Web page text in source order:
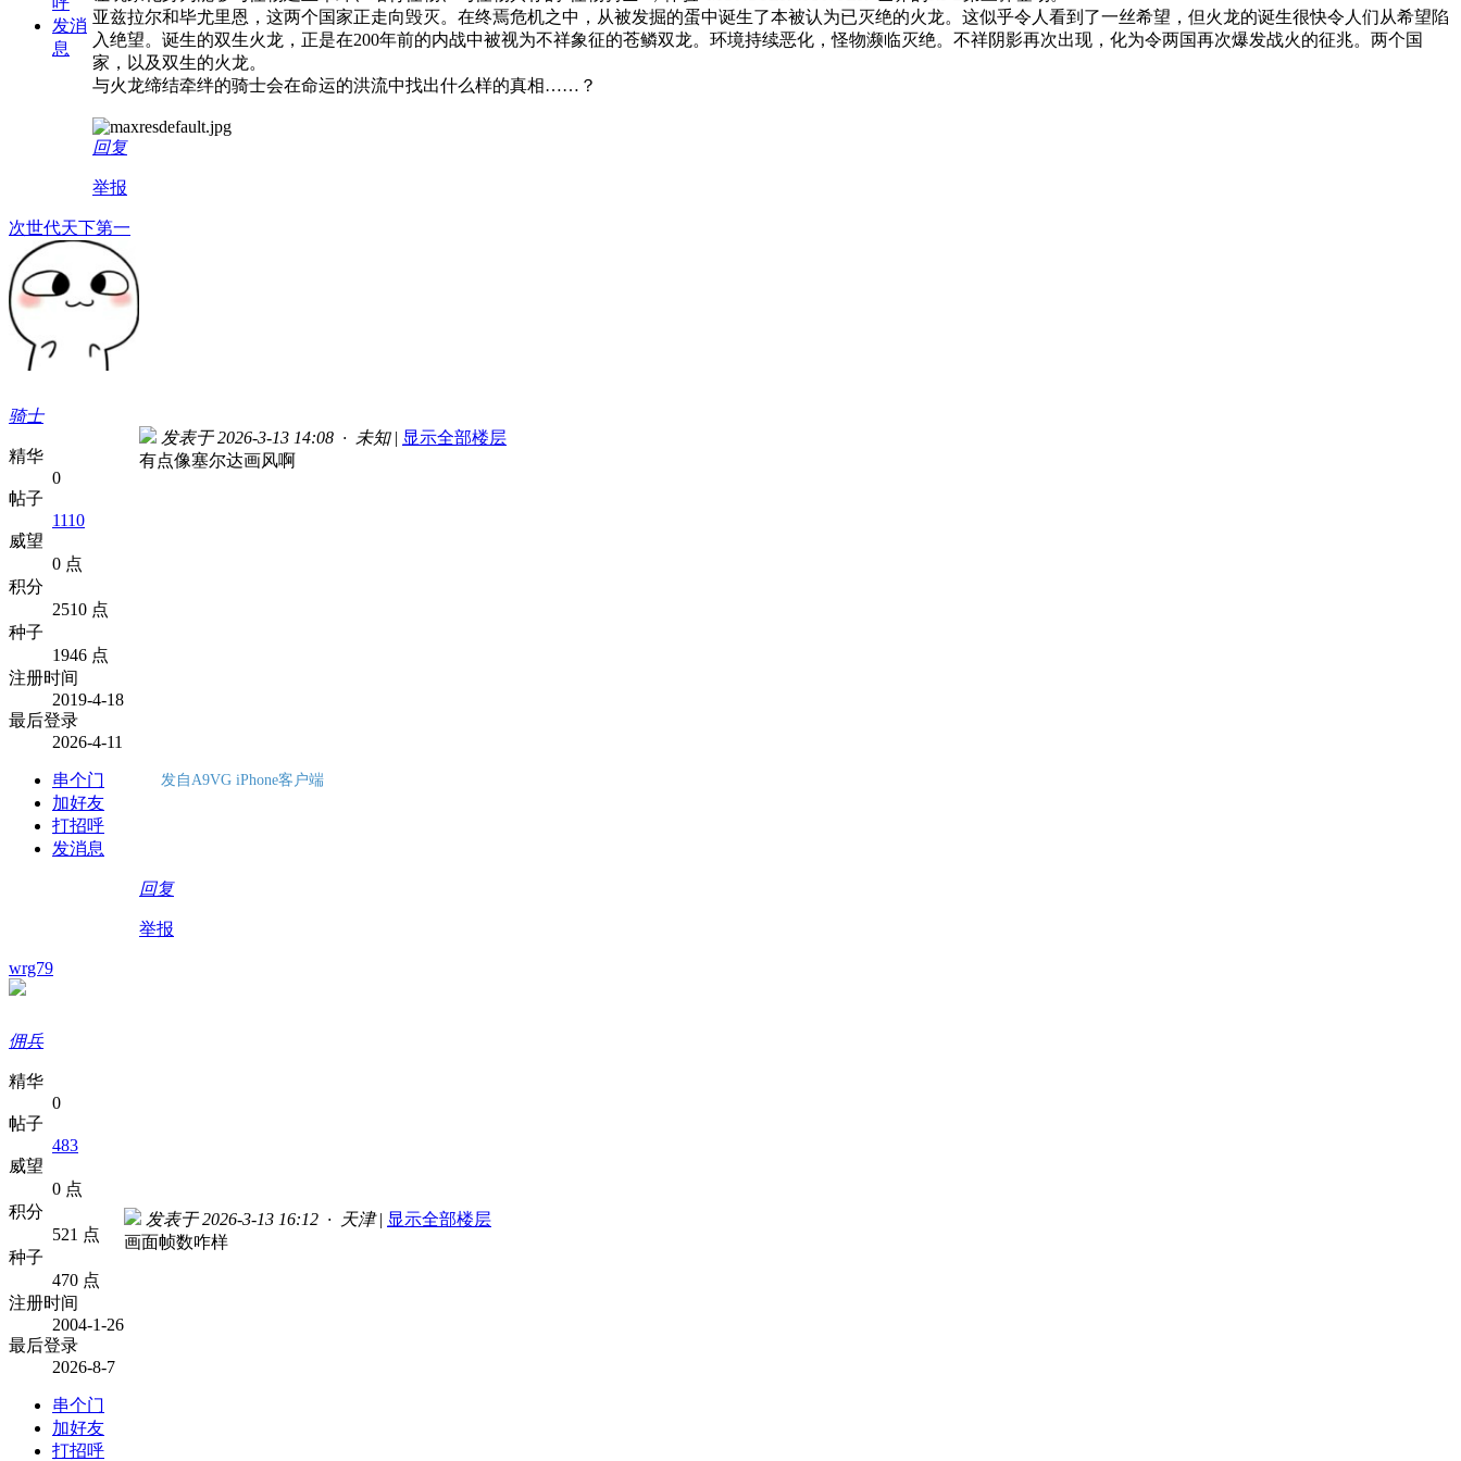
发消
息
亚兹拉尔和毕尤里恩，这两个国家正走向毁灭。在终焉危机之中，从被发掘的蛋中诞生了本被认为已灭绝的火龙。这似乎令人看到了一丝希望，但火龙的诞生很快令人们从希望陷
入绝望。诞生的双生火龙，正是在200年前的内战中被视为不祥象征的苍鳞双龙。环境持续恶化，怪物濒临灭绝。不祥阴影再次出现，化为令两国再次爆发战火的征兆。两个国
家，以及双生的火龙。
与火龙缔结牵绊的骑士会在命运的洪流中找出什么样的真相……？
回复
举报
次世代天下第一
骑士
精华
0
帖子
1110
威望
0 点
积分
2510 点
种子
1946 点
注册时间
2019-4-18
最后登录
2026-4-11
串个门
加好友
打招呼
发消息
发表于 2026-3-13 14:08 · 未知 | 显示全部楼层
有点像塞尔达画风啊
发自A9VG iPhone客户端
回复
举报
wrg79
佣兵
精华
0
帖子
483
威望
0 点
积分
521 点
种子
470 点
注册时间
2004-1-26
最后登录
2026-8-7
串个门
加好友
打招呼
发表于 2026-3-13 16:12 · 天津 | 显示全部楼层
画面帧数咋样